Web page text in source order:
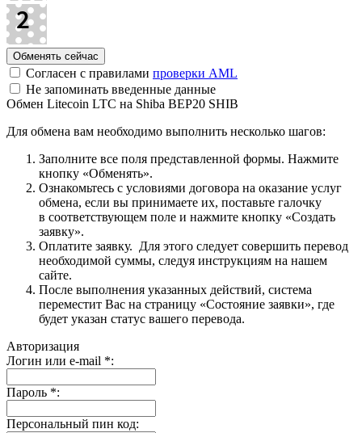
Согласен с правилами проверки AML
Не запоминать введенные данные
Обмен Litecoin LTC на Shiba BEP20 SHIB
Для обмена вам необходимо выполнить несколько шагов:
Заполните все поля представленной формы. Нажмите
кнопку «Обменять».
Ознакомьтесь с условиями договора на оказание услуг
обмена, если вы принимаете их, поставьте галочку
в соответствующем поле и нажмите кнопку «Создать
заявку».
Оплатите заявку. Для этого следует совершить перевод
необходимой суммы, следуя инструкциям на нашем
сайте.
После выполнения указанных действий, система
переместит Вас на страницу «Состояние заявки», где
будет указан статус вашего перевода.
Авторизация
Логин или e-mail *:
Пароль *:
Персональный пин код: